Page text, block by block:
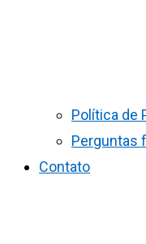
Política de
Perguntas
Contato